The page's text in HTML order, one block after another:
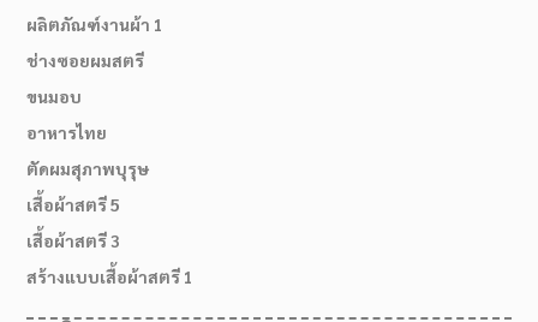
ผลิตภัณฑ์งานผ้า 1
ช่างซอยผมสตรี
ขนมอบ
อาหารไทย
ตัดผมสุภาพบุรุษ
เสื้อผ้าสตรี 5
เสื้อผ้าสตรี 3
สร้างแบบเสื้อผ้าสตรี 1